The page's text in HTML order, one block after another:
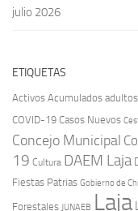
julio 2026
ETIQUETAS
Activos Acumulados
COVID-19 Casos Nuevos
Concejo Municipal
19 Cultura DAEM Laja
Fiestas Patrias Gobierno de
Forestales JUNAEB Laja